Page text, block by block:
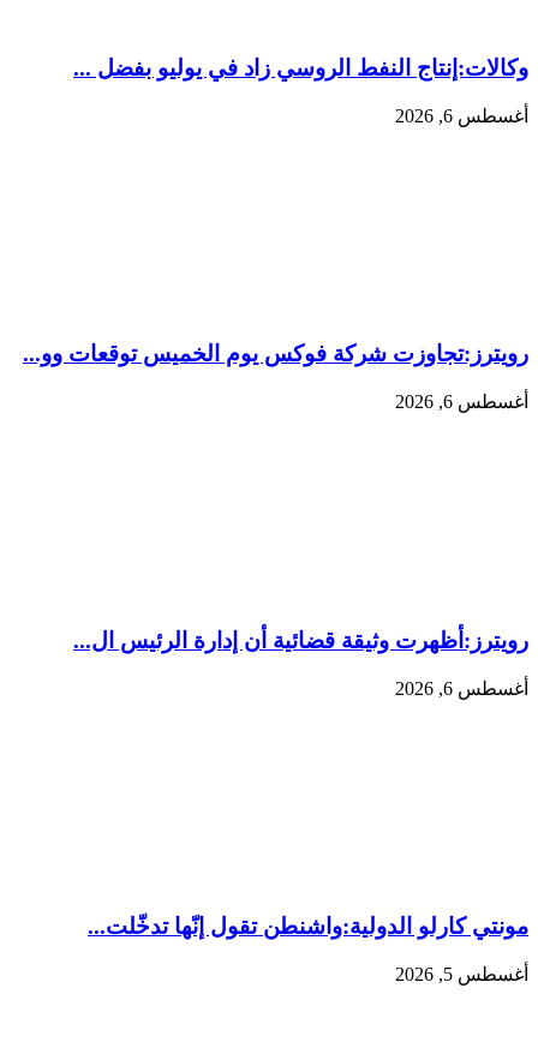
وكالات:‏إنتاج النفط الروسي زاد في يوليو بفضل ...
أغسطس 6, 2026
رويترز:‏تجاوزت شركة فوكس يوم الخميس توقعات وو...
أغسطس 6, 2026
رويترز:‏أظهرت وثيقة قضائية أن إدارة الرئيس ال...
أغسطس 6, 2026
مونتي كارلو الدولية:‏واشنطن تقول إنّها تدخّلت...
أغسطس 5, 2026